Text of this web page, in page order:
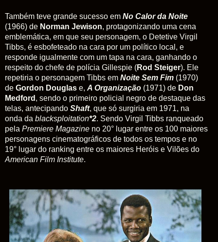
Também teve grande sucesso em No Calor da Noite
(1966) de Norman Jewison, protagonizando uma cena
emblemática, em que seu personagem, o Detetive Virgil
Tibbs, é esbofeteado na cara por um político local, e
responde igualmente com um tapa na cara, ganhando o
respeito do chefe de polícia Gillespie (Rod Steiger). Ele
repetiria o personagem Tibbs em Noite Sem Fim (1970)
de Gordon Douglas e, A Organização (1971) de Don
Medford , sendo o primeiro policial negro de destaque das
telas, antecipando Shaft, que só surgiria em 1971, na
onda da blacksploitation*2. Sendo Virgil Tibbs ranqueado
pela Premiere Magazine no 20° lugar entre os 100 maiores
personagens cinematográficos de todos os tempos e no
19° lugar do ranking entre os maiores Heróis e Vilões do
American Film Institute.